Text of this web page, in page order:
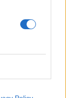
familjare: si